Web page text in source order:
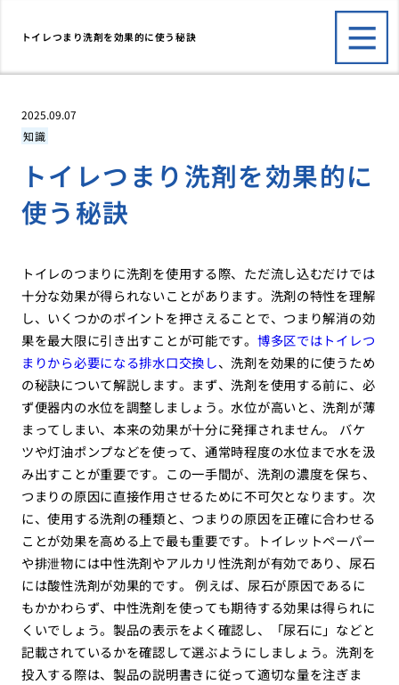
トイレつまり洗剤を効果的に使う秘訣
2025.09.07
知識
トイレつまり洗剤を効果的に
使う秘訣
トイレのつまりに洗剤を使用する際、ただ流し込むだけでは
十分な効果が得られないことがあります。洗剤の特性を理解
し、いくつかのポイントを押さえることで、つまり解消の効
果を最大限に引き出すことが可能です。 博多区ではトイレつ
まりから必要になる排水口交換し、洗剤を効果的に使うため
の秘訣について解説します。まず、洗剤を使用する前に、必
ず便器内の水位を調整しましょう。水位が高いと、洗剤が薄
まってしまい、本来の効果が十分に発揮されません。 バケ
ツや灯油ポンプなどを使って、通常時程度の水位まで水を汲
み出すことが重要です。この一手間が、洗剤の濃度を保ち、
つまりの原因に直接作用させるために不可欠となります。次
に、使用する洗剤の種類と、つまりの原因を正確に合わせる
ことが効果を高める上で最も重要です。トイレットペーパー
や排泄物には中性洗剤やアルカリ性洗剤が有効であり、尿石
には酸性洗剤が効果的です。 例えば、尿石が原因であるに
もかかわらず、中性洗剤を使っても期待する効果は得られに
くいでしょう。製品の表示をよく確認し、「尿石に」などと
記載されているかを確認して選ぶようにしましょう。洗剤を
投入する際は、製品の説明書きに従って適切な量を注ぎま